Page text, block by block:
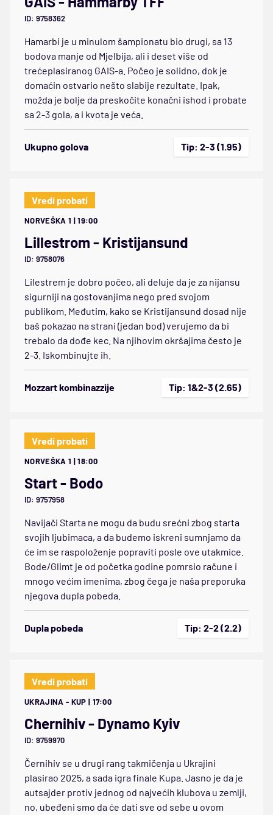
ID: 9758362
Hamarbi je u minulom šampionatu bio drugi, sa 13
bodova manje od Mjelbija, ali i deset više od
trećeplasiranog GAIS-a. Počeo je solidno, dok je
domaćin ostvario nešto slabije rezultate. Ipak,
možda je bolje da preskočite konačni ishod i probate
sa 2-3 gola, a i kvota je veća.
Ukupno golova Tip: 2-3 (1.95)
Vredi probati
NORVEŠKA 1 | 19:00
Lillestrom - Kristijansund
ID: 9758076
Lilestrem je dobro počeo, ali deluje da je za nijansu
sigurniji na gostovanjima nego pred svojom
publikom. Međutim, kako se Kristijansund dosad nije
baš pokazao na strani (jedan bod) verujemo da bi
trebalo da dođe kec. Na njihovim okršajima često je
2-3. Iskombinujte ih.
Mozzart kombinazzije Tip: 1&2-3 (2.65)
Vredi probati
NORVEŠKA 1 | 18:00
Start - Bodo
ID: 9757958
Navijači Starta ne mogu da budu srećni zbog starta
svojih ljubimaca, a da budemo iskreni sumnjamo da
će im se raspoloženje popraviti posle ove utakmice.
Bode/Glimt je od početka godine pomrsio račune i
mnogo većim imenima, zbog čega je naša preporuka
njegova dupla pobeda.
Dupla pobeda Tip: 2-2 (2.2)
Vredi probati
UKRAJINA - KUP | 17:00
Chernihiv - Dynamo Kyiv
ID: 9759970
Černihiv se u drugi rang takmičenja u Ukrajini
plasirao 2025, a sada igra finale Kupa. Jasno je da je
autsajder protiv jednog od najvećih klubova u zemlji,
no, ubeđeni smo da će dati sve od sebe u ovom